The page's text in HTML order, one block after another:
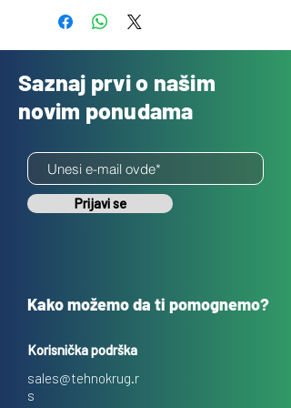
Saznaj prvi o našim
novim ponudama
Prijavi se
Kako možemo da ti pomognemo?
Korisnička podrška
sales@tehnokrug.r
s